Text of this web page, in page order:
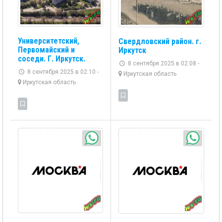
Университетский,
Первомайский и
соседи. Г. Иркутск.
8 сентября 2025 в 02:10 -
Иркутская область
Свердловский район. г.
Иркутск
8 сентября 2025 в 02:08 -
Иркутская область